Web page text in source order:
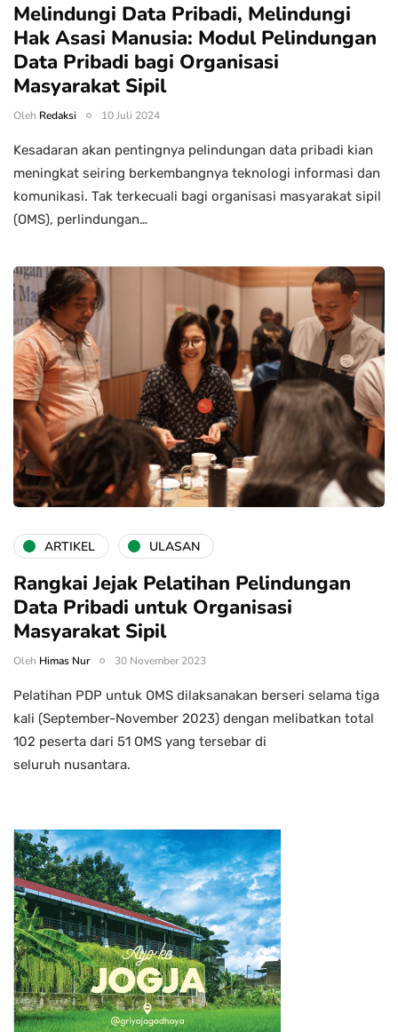
Melindungi Data Pribadi, Melindungi
Hak Asasi Manusia: Modul Pelindungan
Data Pribadi bagi Organisasi
Masyarakat Sipil
Oleh Redaksi 10 Juli 2024
Kesadaran akan pentingnya pelindungan data pribadi kian
meningkat seiring berkembangnya teknologi informasi dan
komunikasi. Tak terkecuali bagi organisasi masyarakat sipil
(OMS), perlindungan…
ARTIKEL ULASAN
Rangkai Jejak Pelatihan Pelindungan
Data Pribadi untuk Organisasi
Masyarakat Sipil
Oleh Himas Nur 30 November 2023
Pelatihan PDP untuk OMS dilaksanakan berseri selama tiga
kali (September-November 2023) dengan melibatkan total
102 peserta dari 51 OMS yang tersebar di
seluruh nusantara.